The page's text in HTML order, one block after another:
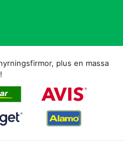
plus en massa